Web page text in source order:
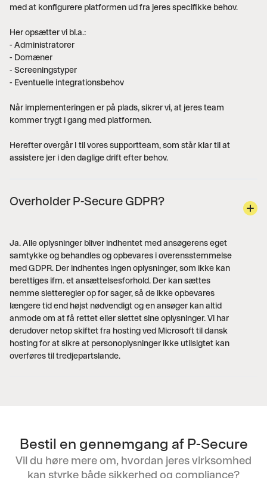
med at konfigurere platformen ud fra jeres specifikke behov.
Her opsætter vi bl.a.:
- Administratorer
- Domæner
- Screeningstyper
- Eventuelle integrationsbehov
Når implementeringen er på plads, sikrer vi, at jeres team
kommer trygt i gang med platformen.
Herefter overgår I til vores supportteam, som står klar til at
assistere jer i den daglige drift efter behov.
Overholder P-Secure GDPR?
Ja. Alle oplysninger bliver indhentet med ansøgerens eget
samtykke og behandles og opbevares i overensstemmelse
med GDPR. Der indhentes ingen oplysninger, som ikke kan
berettiges ifm. et ansættelsesforhold. Der kan sættes
nemme sletteregler op for sager, så de ikke opbevares
længere tid end højst nødvendigt og en ansøger kan altid
anmode om at få rettet eller slettet sine oplysninger. Vi har
derudover netop skiftet fra hosting ved Microsoft til dansk
hosting for at sikre at personoplysninger ikke utilsigtet kan
overføres til tredjepartslande.
Bestil en gennemgang af P-Secure
Vil du høre mere om, hvordan jeres virksomhed
kan styrke både sikkerhed og compliance?